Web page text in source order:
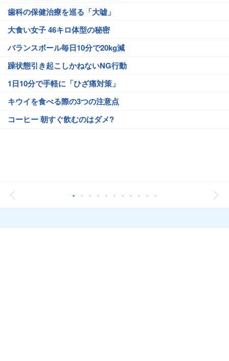
歯科の保健治療を巡る「大嘘」
大食い女子 46キロ体型の秘密
バランスボール毎日10分で20kg減
躁状態引き起こしかねないNG行動
1日10分で手軽に「ひざ痛対策」
キウイを食べる際の3つの注意点
コーヒー 朝すぐ飲むのはダメ?